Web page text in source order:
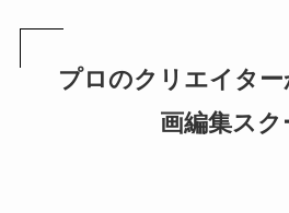
プロのクリエイタ
画編集スク